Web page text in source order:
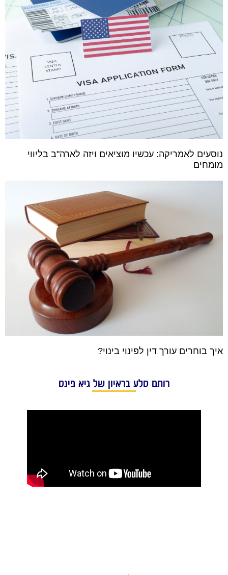
נוסעים לאמריקה: עכשיו מוציאים ויזה לארה"ב בליווי
מומחים
איך בוחרים עורך דין לפינוי בינוי?
רותם סלע בראיון של גיא פינס